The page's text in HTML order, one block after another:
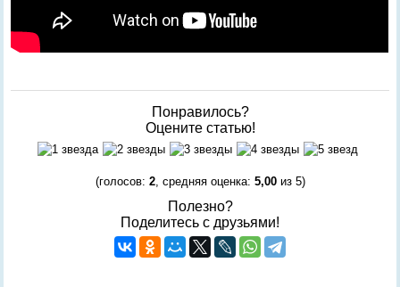
Понравилось?
Оцените статью!
(голосов: 2, средняя оценка: 5,00из 5)
Полезно?
Поделитесь с друзьями!